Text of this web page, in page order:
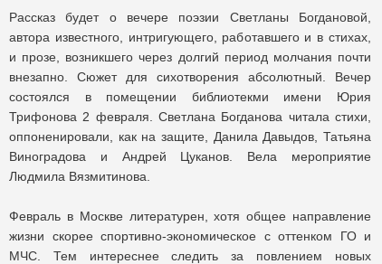
Рассказ будет о вечере поэзии Светланы Богдановой,
автора известного, интригующего, работавшего и в стихах,
и прозе, возникшего через долгий период молчания почти
внезапно. Сюжет для сихотворения абсолютный. Вечер
состоялся в помещении библиотекми имени Юрия
Трифонова 2 февраля. Светлана Богданова читала стихи,
оппоненировали, как на защите, Данила Давыдов, Татьяна
Виноградова и Андрей Цуканов. Вела мероприятие
Людмила Вязмитинова.
Февраль в Москве литературен, хотя общее направление
жизни скорее спортивно-экономическое с оттенком ГО и
МЧС. Тем интереснее следить за повлением новых